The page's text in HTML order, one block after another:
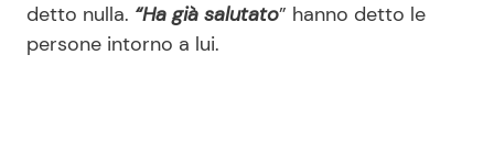
detto nulla. “Ha già salutato” hanno detto le
persone intorno a lui.